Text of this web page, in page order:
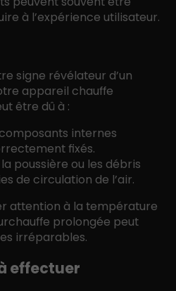
à l’expérience utilisateur.
signe révélateur d’un
appareil chauffe
être dû à :
internes
fixés.
poussière ou les débris
de circulation de l’air.
attention à la température
prolongée peut
irréparables.
effectuer